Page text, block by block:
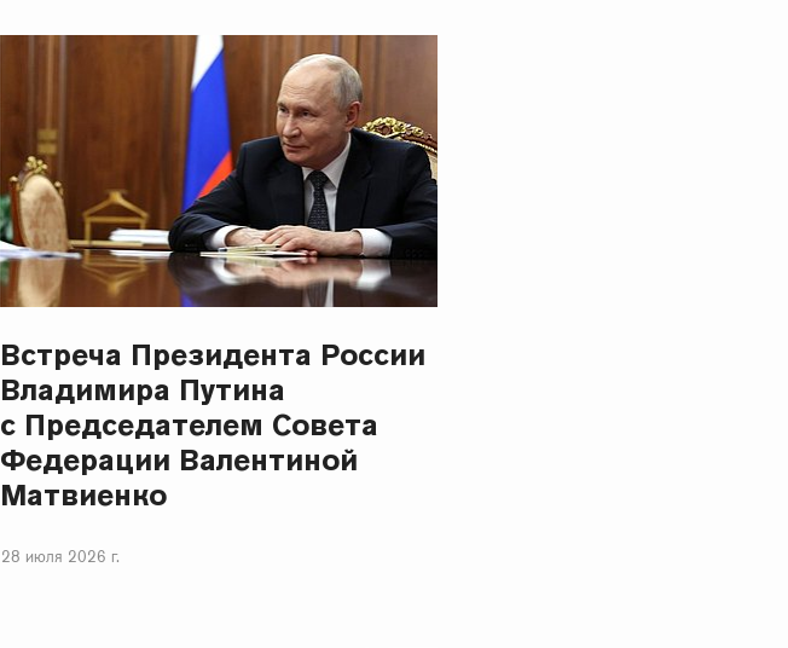
Встреча Президента России
Владимира Путина
с Председателем Совета
Федерации Валентиной
Матвиенко
28 июля 2026 г.